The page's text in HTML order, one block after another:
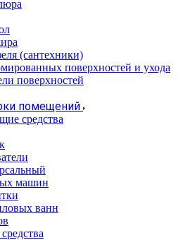
(сантехники)
поверхностей и ухода
поверхностей
помещений
средства
машин
ванн